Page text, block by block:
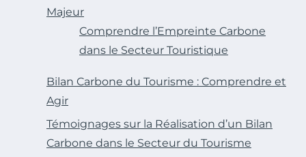
Majeur
Comprendre l’Empreinte Carbone
dans le Secteur Touristique
Bilan Carbone du Tourisme : Comprendre et
Agir
Témoignages sur la Réalisation d’un Bilan
Carbone dans le Secteur du Tourisme